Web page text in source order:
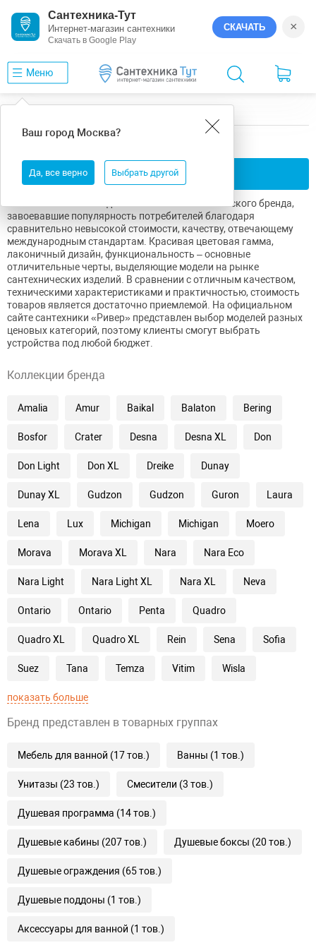
Сантехника-Тут
Интернет-магазин сантехники
Скачать в Google Play
СКАЧАТЬ ×
Меню
Ваш город Москва?
Да, все верно Выбрать другой
River
Применить фильтры
Сантехника River – изделия от известного китайского бренда,
завоевавшие популярность потребителей благодаря
сравнительно невысокой стоимости, качеству, отвечающему
международным стандартам. Красивая цветовая гамма,
лаконичный дизайн, функциональность – основные
отличительные черты, выделяющие модели на рынке
сантехнических изделий. В сравнении с отличным качеством,
техническими характеристиками и практичностью, стоимость
товаров является достаточно приемлемой. На официальном
сайте сантехники «Ривер» представлен выбор моделей разных
ценовых категорий, поэтому клиенты смогут выбрать
устройства под любой бюджет.
Коллекции бренда
Amalia Amur Baikal Balaton Bering
Bosfor Crater Desna Desna XL Don
Don Light Don XL Dreike Dunay
Dunay XL Gudzon Gudzon Guron Laura
Lena Lux Michigan Michigan Moero
Morava Morava XL Nara Nara Eco
Nara Light Nara Light XL Nara XL Neva
Ontario Ontario Penta Quadro
Quadro XL Quadro XL Rein Sena Sofia
Suez Tana Temza Vitim Wisla
показать больше
Бренд представлен в товарных группах
Мебель для ванной (17 тов.) Ванны (1 тов.)
Унитазы (23 тов.) Смесители (3 тов.)
Душевая программа (14 тов.)
Душевые кабины (207 тов.) Душевые боксы (20 тов.)
Душевые ограждения (65 тов.)
Душевые поддоны (1 тов.)
Аксессуары для ванной (1 тов.)